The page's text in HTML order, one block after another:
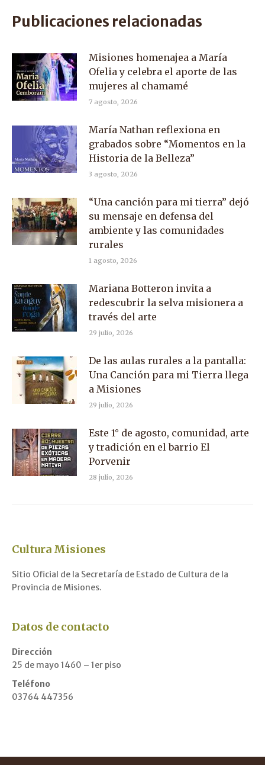
Publicaciones relacionadas
Misiones homenajea a María
Ofelia y celebra el aporte de las
mujeres al chamamé
7 agosto, 2026
María Nathan reflexiona en
grabados sobre “Momentos en la
Historia de la Belleza”
3 agosto, 2026
“Una canción para mi tierra” dejó
su mensaje en defensa del
ambiente y las comunidades
rurales
1 agosto, 2026
Mariana Botteron invita a
redescubrir la selva misionera a
través del arte
29 julio, 2026
De las aulas rurales a la pantalla:
Una Canción para mi Tierra llega
a Misiones
29 julio, 2026
Este 1° de agosto, comunidad, arte
y tradición en el barrio El
Porvenir
28 julio, 2026
Cultura Misiones
Sitio Oficial de la Secretaría de Estado de Cultura de la
Provincia de Misiones.
Datos de contacto
Dirección
25 de mayo 1460 – 1er piso
Teléfono
03764 447356